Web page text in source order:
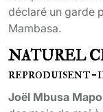
déclaré un garde
Mambasa.
NATUREL
reproduisent-
Joël Mbusa